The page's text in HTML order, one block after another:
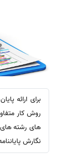
برای ارائه
روش کار
های رشته
نگارش